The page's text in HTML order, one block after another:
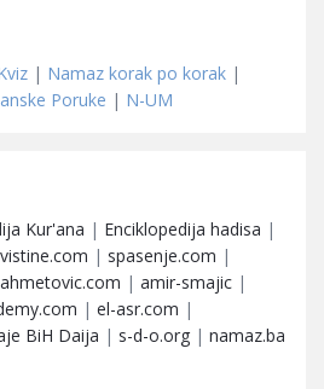
| Namaz korak po korak |
Poruke | N-UM
Kur'ana | Enciklopedija hadisa |
| spasenje.com |
| amir-smajic |
| el-asr.com |
BiH Daija | s-d-o.org | namaz.ba